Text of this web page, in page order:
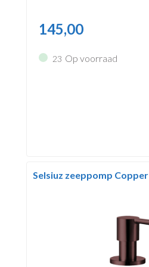
145,00
23 Op voorraad
Selsiuz zeeppomp Copper